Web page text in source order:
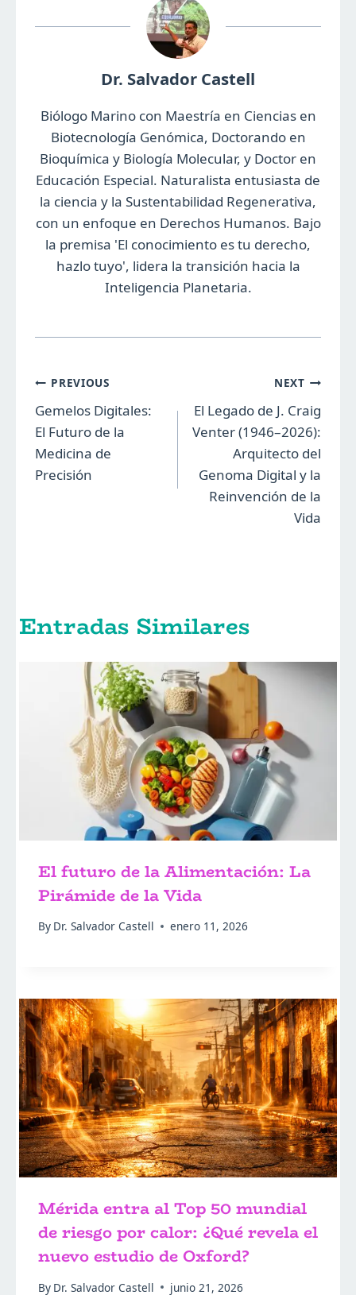
Dr. Salvador Castell
Biólogo Marino con Maestría en Ciencias en
Biotecnología Genómica, Doctorando en
Bioquímica y Biología Molecular, y Doctor en
Educación Especial. Naturalista entusiasta de
la ciencia y la Sustentabilidad Regenerativa,
con un enfoque en Derechos Humanos. Bajo
la premisa 'El conocimiento es tu derecho,
hazlo tuyo', lidera la transición hacia la
Inteligencia Planetaria.
Navegación
de
entradas
PREVIOUS
Gemelos Digitales:
El Futuro de la
Medicina de
Precisión
NEXT
El Legado de J. Craig
Venter (1946–2026):
Arquitecto del
Genoma Digital y la
Reinvención de la
Vida
Entradas Similares
El futuro de la Alimentación: La
Pirámide de la Vida
By Dr. Salvador Castell enero 11, 2026
Mérida entra al Top 50 mundial
de riesgo por calor: ¿Qué revela el
nuevo estudio de Oxford?
By Dr. Salvador Castell junio 21, 2026